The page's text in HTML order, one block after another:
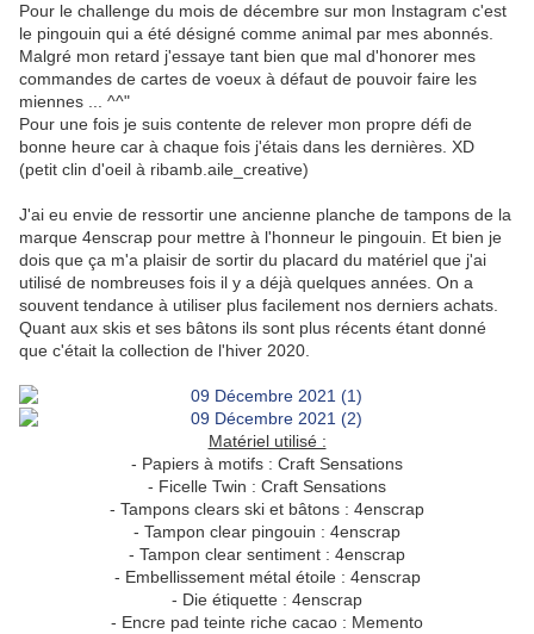
Pour le challenge du mois de décembre sur mon Instagram c'est
le pingouin qui a été désigné comme animal par mes abonnés.
Malgré mon retard j'essaye tant bien que mal d'honorer mes
commandes de cartes de voeux à défaut de pouvoir faire les
miennes ... ^^"
Pour une fois je suis contente de relever mon propre défi de
bonne heure car à chaque fois j'étais dans les dernières. XD
(petit clin d'oeil à ribamb.aile_creative)
J'ai eu envie de ressortir une ancienne planche de tampons de la
marque 4enscrap pour mettre à l'honneur le pingouin. Et bien je
dois que ça m'a plaisir de sortir du placard du matériel que j'ai
utilisé de nombreuses fois il y a déjà quelques années. On a
souvent tendance à utiliser plus facilement nos derniers achats.
Quant aux skis et ses bâtons ils sont plus récents étant donné
que c'était la collection de l'hiver 2020.
Matériel utilisé :
- Papiers à motifs : Craft Sensations
- Ficelle Twin : Craft Sensations
- Tampons clears ski et bâtons : 4enscrap
- Tampon clear pingouin : 4enscrap
- Tampon clear sentiment : 4enscrap
- Embellissement métal étoile : 4enscrap
- Die étiquette : 4enscrap
- Encre pad teinte riche cacao : Memento